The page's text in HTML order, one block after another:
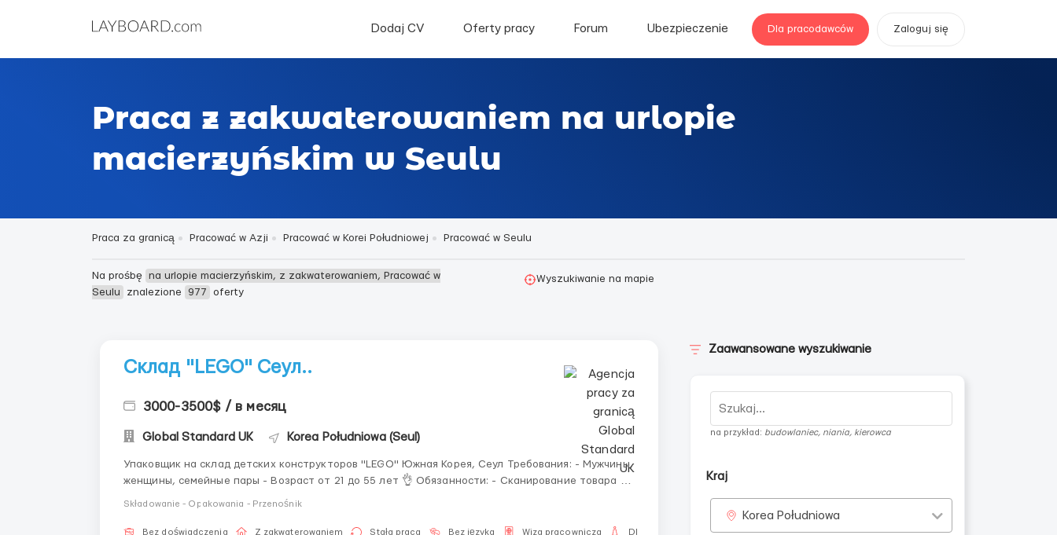
Dodaj CV Oferty pracy Forum Ubezpieczenie Dla pracodawców Zaloguj się
Praca z zakwaterowaniem na urlopie
macierzyńskim w Seulu
Praca za granicą Pracować w Azji Pracować w Korei Południowej Pracować w Seulu
Na prośbę na urlopie macierzyńskim, z zakwaterowaniem, Pracować w
Seulu
znalezione 977 oferty
Wyszukiwanie na mapie
Склад "LEGO" Сеул..
3000-3500$ / в месяц
Global Standard UK Korea Południowa (Seul)
Упаковщик на склад детских конструкторов "LEGO" Южная Корея, Сеул Требования: - Мужчины,
женщины, семейные пары - Возраст от 21 до 55 лет 👌 Обязанности: - Сканирование товара -
Składowanie - Opakowania - Przenośnik
Bez doświadczenia Z zakwaterowaniem Stała praca Bez języka Wiza pracownicza Dla kobiet
Zaawansowane wyszukiwanie
na przykład: budowlaniec, niania, kierowca
Kraj
Korea Południowa